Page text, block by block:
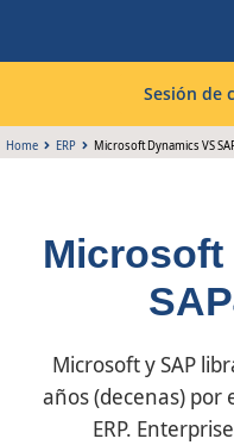
Sesión de
Home ERP Microsoft Dynamics VS
Microsoft
Microsoft y SAP
años (decenas) por
ERP.